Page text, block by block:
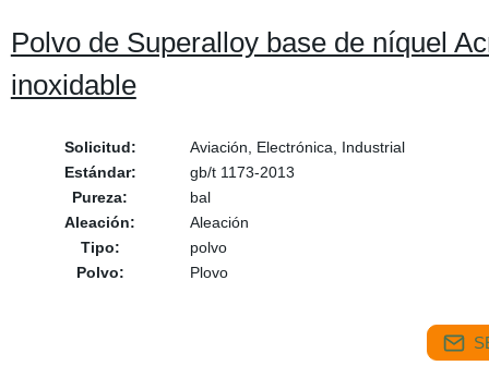
Polvo de Superalloy base de níquel
inoxidable
Solicitud:
Aviación, Electrónica, Industrial
Estándar:
gb/t 1173-2013
Pureza:
bal
Aleación:
Aleación
Tipo:
polvo
Polvo:
Plovo